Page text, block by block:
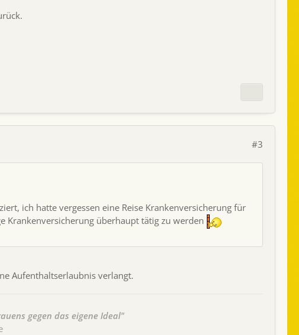
#3
ich hatte vergessen eine Reise Krankenversicherung für
Krankenversicherung überhaupt tätig zu werden
Aufenthaltserlaubnis verlangt.
gegen das eigene Ideal"